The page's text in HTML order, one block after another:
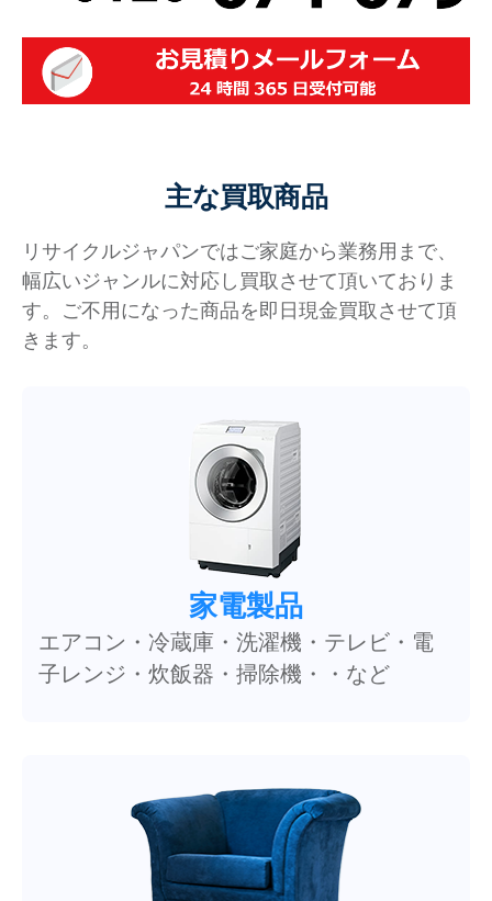
主な買取商品
リサイクルジャパンではご家庭から業務用まで、
幅広いジャンルに対応し買取させて頂いておりま
す。ご不用になった商品を即日現金買取させて頂
きます。
家電製品
エアコン・冷蔵庫・洗濯機・テレビ・電
子レンジ・炊飯器・掃除機・・など